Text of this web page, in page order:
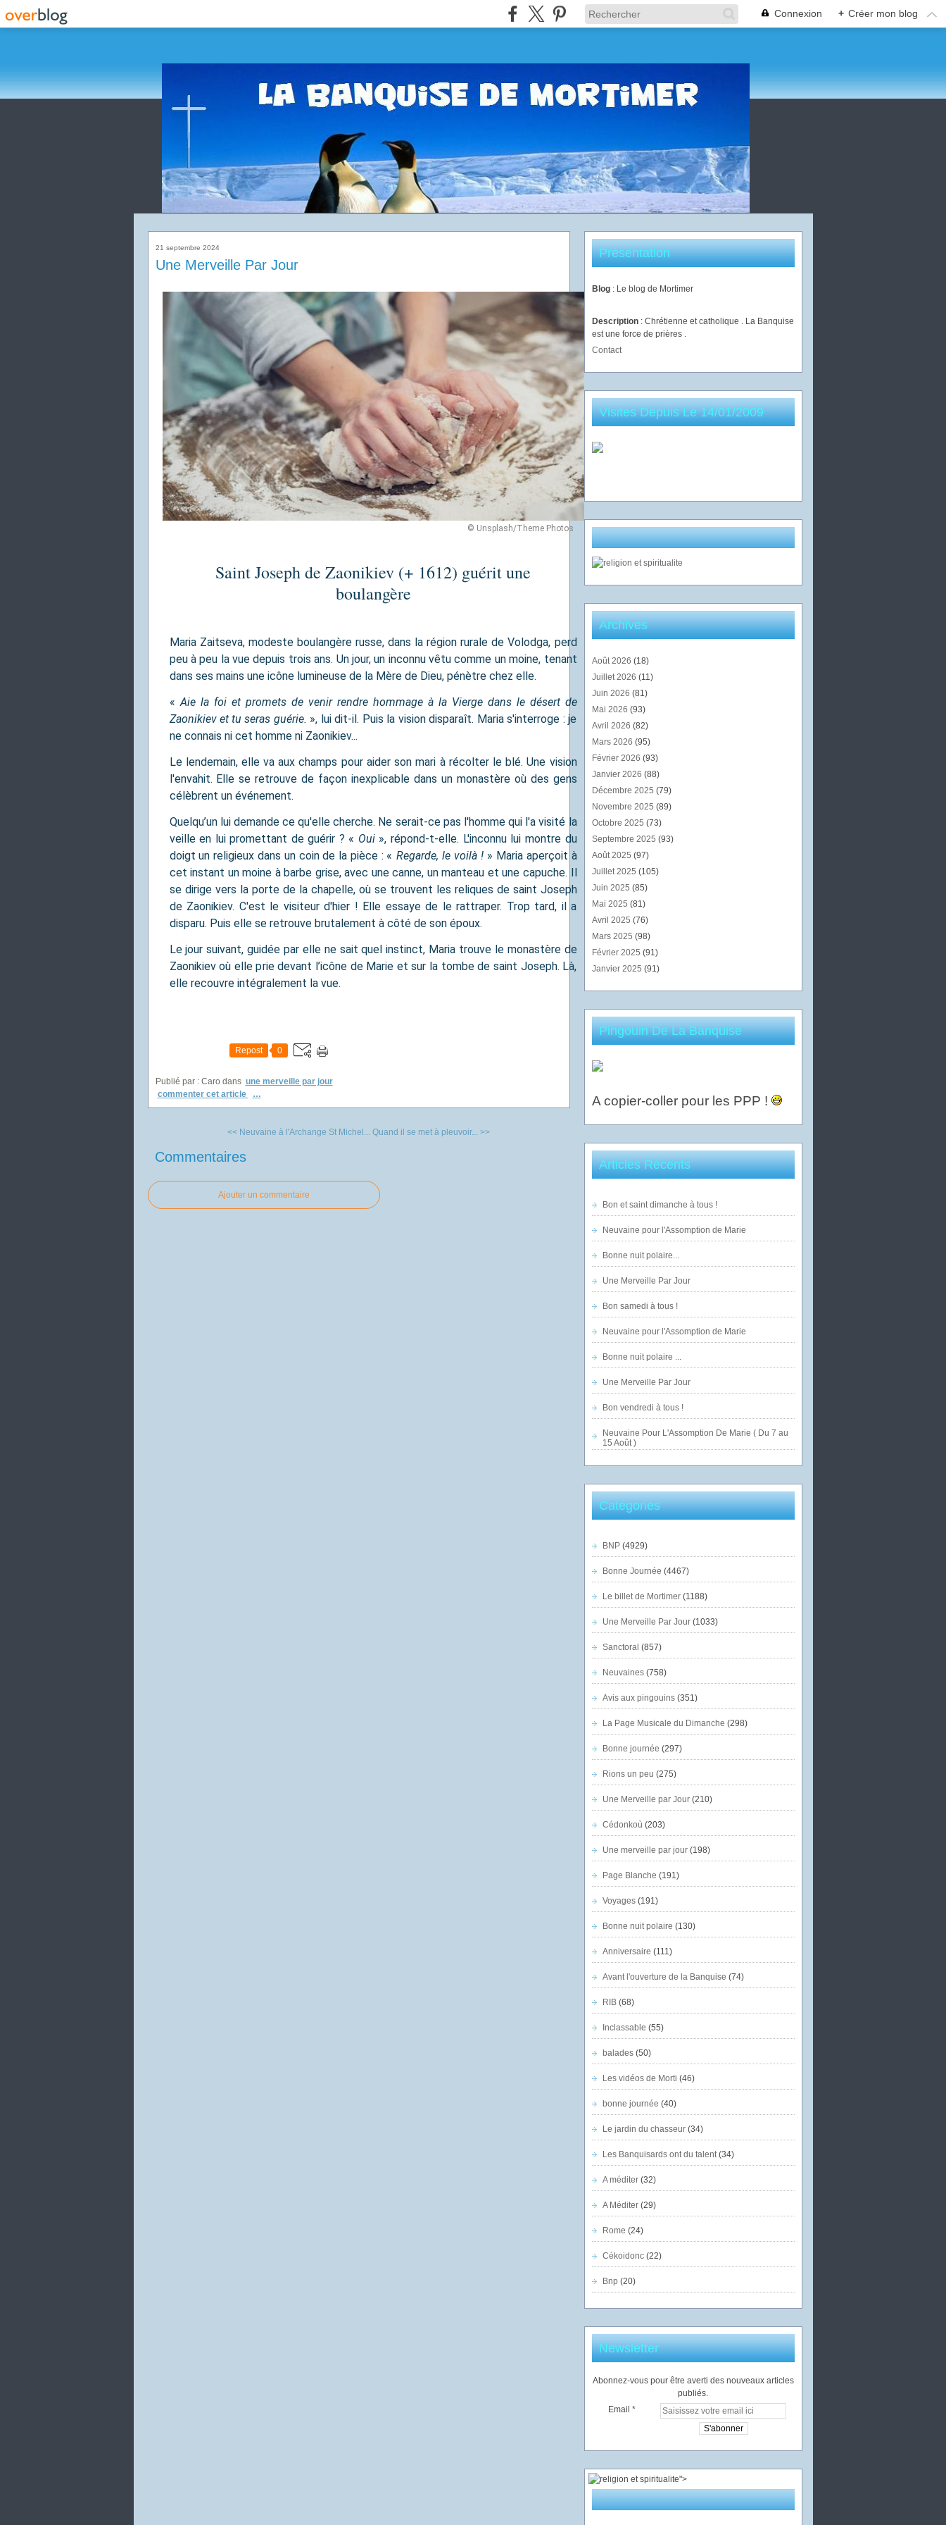
Connexion + Créer mon blog
21 septembre 2024
Une Merveille Par Jour
© Unsplash/Theme Photos
Saint Joseph de Zaonikiev (+ 1612) guérit une
boulangère
Maria Zaitseva, modeste boulangère russe, dans la région rurale de Volodga, perd
peu à peu la vue depuis trois ans. Un jour, un inconnu vêtu comme un moine, tenant
dans ses mains une icône lumineuse de la Mère de Dieu, pénètre chez elle.
«Aie la foi et promets de venir rendre hommage à la Vierge dans le désert de
Zaonikiev et tu seras guérie. », lui dit-il. Puis la vision disparaît. Maria s'interroge : je
ne connais ni cet homme ni Zaonikiev...
Le lendemain, elle va aux champs pour aider son mari à récolter le blé. Une vision
l'envahit. Elle se retrouve de façon inexplicable dans un monastère où des gens
célèbrent un événement.
Quelqu’un lui demande ce qu'elle cherche. Ne serait-ce pas l'homme qui l'a visité la
veille en lui promettant de guérir ? « Oui», répond-t-elle. L'inconnu lui montre du
doigt un religieux dans un coin de la pièce : « Regarde, le voilà !» Maria aperçoit à
cet instant un moine à barbe grise, avec une canne, un manteau et une capuche. Il
se dirige vers la porte de la chapelle, où se trouvent les reliques de saint Joseph
de Zaonikiev. C'est le visiteur d'hier ! Elle essaye de le rattraper. Trop tard, il a
disparu. Puis elle se retrouve brutalement à côté de son époux.
Le jour suivant, guidée par elle ne sait quel instinct, Maria trouve le monastère de
Zaonikiev où elle prie devant l’icône de Marie et sur la tombe de saint Joseph. Là,
elle recouvre intégralement la vue.
Repost 0
Publié par : Caro dans une merveille par jour
commenter cet article
…
<< Neuvaine à l'Archange St Michel... Quand il se met à pleuvoir... >>
Commentaires
Ajouter un commentaire
Présentation
Blog : Le blog de Mortimer
Description : Chrétienne et catholique . La Banquise
est une force de prières .
Contact
Visites Depuis Le 14/01/2009
Archives
Août 2026 (18)
Juillet 2026 (11)
Juin 2026 (81)
Mai 2026 (93)
Avril 2026 (82)
Mars 2026 (95)
Février 2026 (93)
Janvier 2026 (88)
Décembre 2025 (79)
Novembre 2025 (89)
Octobre 2025 (73)
Septembre 2025 (93)
Août 2025 (97)
Juillet 2025 (105)
Juin 2025 (85)
Mai 2025 (81)
Avril 2025 (76)
Mars 2025 (98)
Février 2025 (91)
Janvier 2025 (91)
Pingouin De La Banquise
A copier-coller pour les PPP !
Articles Récents
Bon et saint dimanche à tous !
Neuvaine pour l'Assomption de Marie
Bonne nuit polaire...
Une Merveille Par Jour
Bon samedi à tous !
Neuvaine pour l'Assomption de Marie
Bonne nuit polaire ...
Une Merveille Par Jour
Bon vendredi à tous !
Neuvaine Pour L'Assomption De Marie ( Du 7 au
15 Août )
Catégories
BNP(4929)
Bonne Journée (4467)
Le billet de Mortimer(1188)
Une Merveille Par Jour(1033)
Sanctoral (857)
Neuvaines(758)
Avis aux pingouins(351)
La Page Musicale du Dimanche (298)
Bonne journée (297)
Rions un peu (275)
Une Merveille par Jour(210)
Cédonkoù (203)
Une merveille par jour(198)
Page Blanche (191)
Voyages(191)
Bonne nuit polaire (130)
Anniversaire (111)
Avant l'ouverture de la Banquise (74)
RIB(68)
Inclassable (55)
balades(50)
Les vidéos de Morti (46)
bonne journée (40)
Le jardin du chasseur(34)
Les Banquisards ont du talent(34)
A méditer(32)
A Méditer(29)
Rome (24)
Cékoidonc(22)
Bnp (20)
Newsletter
Abonnez-vous pour être averti des nouveaux articles
publiés.
Email
">